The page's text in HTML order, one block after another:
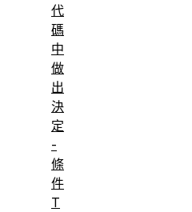
代
碼
中
做
出
決
定
-
條
件
T